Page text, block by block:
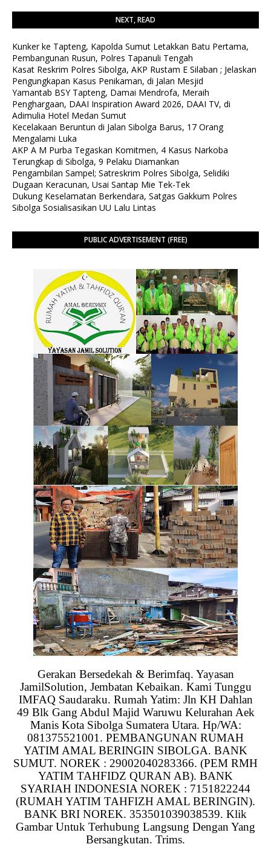
NEXT, READ
Kunker ke Tapteng, Kapolda Sumut Letakkan Batu Pertama,
Pembangunan Rusun, Polres Tapanuli Tengah
Kasat Reskrim Polres Sibolga, AKP Rustam E Silaban ; Jelaskan
Pengungkapan Kasus Penikaman, di Jalan Mesjid
Yamantab BSY Tapteng, Damai Mendrofa, Meraih
Penghargaan, DAAI Inspiration Award 2026, DAAI TV, di
Adimulia Hotel Medan Sumut
Kecelakaan Beruntun di Jalan Sibolga Barus, 17 Orang
Mengalami Luka
AKP A M Purba Tegaskan Komitmen, 4 Kasus Narkoba
Terungkap di Sibolga, 9 Pelaku Diamankan
Pengambilan Sampel; Satreskrim Polres Sibolga, Selidiki
Dugaan Keracunan, Usai Santap Mie Tek-Tek
Dukung Keselamatan Berkendara, Satgas Gakkum Polres
Sibolga Sosialisasikan UU Lalu Lintas
PUBLIC ADVERTISEMENT (FREE)
Gerakan Bersedekah & Berimfaq. Yayasan
JamilSolution, Jembatan Kebaikan. Kami Tunggu
IMFAQ Saudaraku. Rumah Yatim: Jln KH Dahlan
49 Blk Gang Abdul Majid Waruwu Kelurahan Aek
Manis Kota Sibolga Sumatera Utara. Hp/WA:
081375521001. PEMBANGUNAN RUMAH
YATIM AMAL BERINGIN SIBOLGA. BANK
SUMUT. NOREK : 29002040283366. (PEM RMH
YATIM TAHFIDZ QURAN AB). BANK
SYARIAH INDONESIA NOREK : 7151822244
(RUMAH YATIM TAHFIZH AMAL BERINGIN).
BANK BRI NOREK. 353501039038539. Klik
Gambar Untuk Terhubung Langsung Dengan Yang
Bersangkutan. Trims.